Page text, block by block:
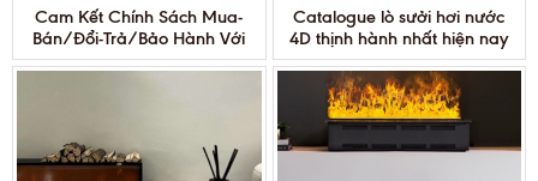
Cam Kết Chính Sách Mua-
Bán/Đổi-Trả/Bảo Hành Với
Khách Hàng
Catalogue lò sưởi hơi nước
4D thịnh hành nhất hiện nay